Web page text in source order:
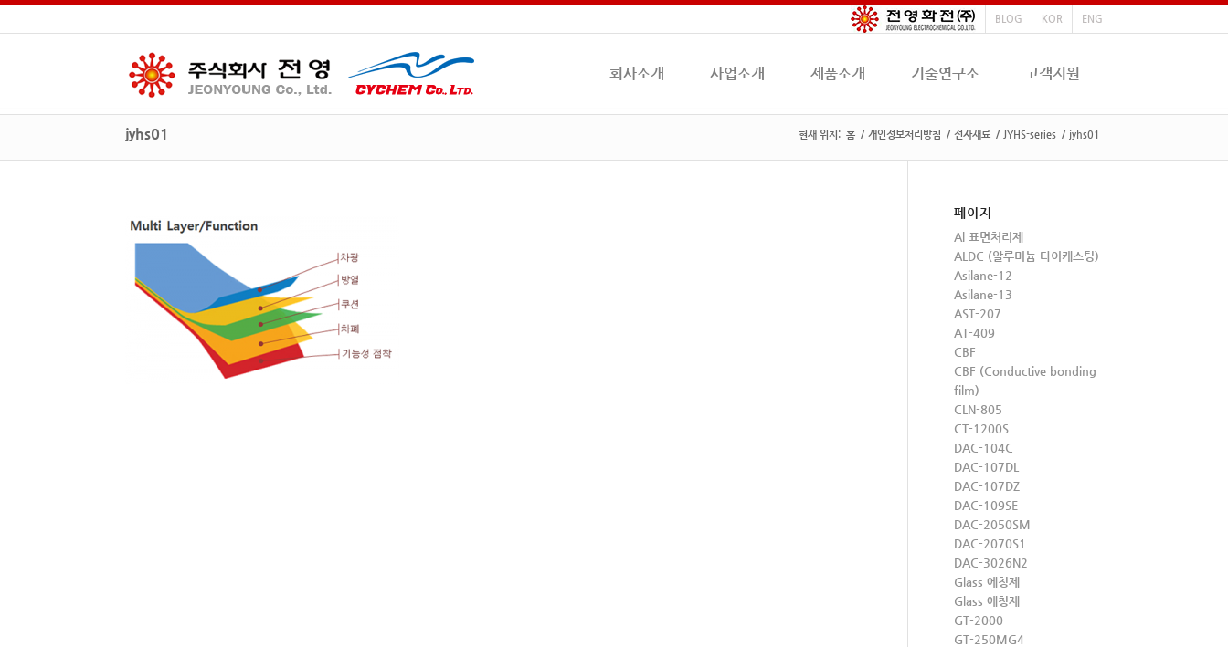
BLOG KOR ENG
회사소개 사업소개 제품소개 기술연구소 고객지원
jyhs01 현재 위치: 홈 / 개인정보처리방침 / 전자재료 / JYHS-series / jyhs01
페이지
Al 표면처리제
ALDC (알루미늄 다이캐스팅)
Asilane-12
Asilane-13
AST-207
AT-409
CBF
CBF (Conductive bonding
film)
CLN-805
CT-1200S
DAC-104C
DAC-107DL
DAC-107DZ
DAC-109SE
DAC-2050SM
DAC-2070S1
DAC-3026N2
Glass 에칭제
Glass 에칭제
GT-2000
GT-250MG4